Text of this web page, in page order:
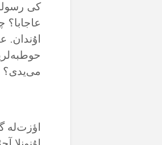
کی
اۇندان.
می‌یدی؟
اؤزت‌لە